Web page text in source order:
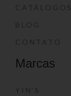
CATÁLOGOS
BLOG
CONTATO
Marcas
YIN’S